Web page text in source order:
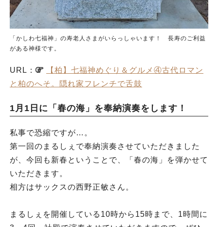
「かしわ七福神」の寿老人さまがいらっしゃいます！ 長寿のご利益
がある神様です。
URL：
【柏】七福神めぐり＆グルメ④古代ロマン
と柏のへそ。隠れ家フレンチで舌鼓
1月1日に「春の海」を奉納演奏をします！
私事で恐縮ですが…。
第一回のまるしぇで奉納演奏させていただきました
が、今回も新春ということで、「春の海」を弾かせて
いただきます。
相方はサックスの西野正敏さん。
まるしぇを開催している10時から15時まで、1時間に